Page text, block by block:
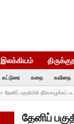
கட்டுரை கதை கவிதை
தேனிப் பகுதியில் தீயொழுக்கப்
தேனிப்